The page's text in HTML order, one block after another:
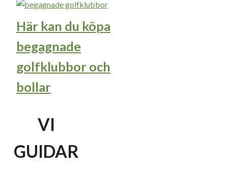
Här kan du köpa
begagnade
golfklubbor och
bollar
VI
GUIDAR